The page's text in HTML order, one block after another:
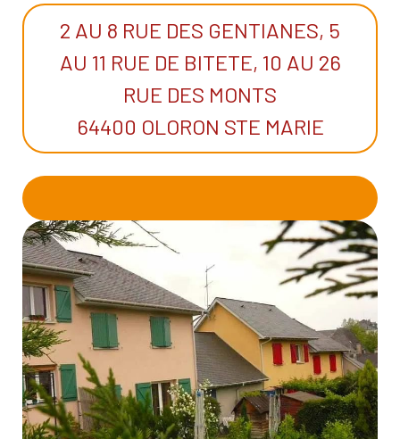
2 AU 8 RUE DES GENTIANES, 5
AU 11 RUE DE BITETE, 10 AU 26
RUE DES MONTS
64400 OLORON STE MARIE